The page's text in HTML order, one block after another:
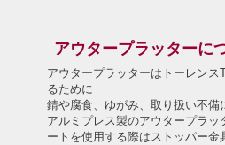
アウタープラッターはトーレン
るために
錆や腐食、ゆがみ、取り扱い不備
アルミプレス製のアウタープラ
ートを使用する際はストッパー
アウタープラッターに